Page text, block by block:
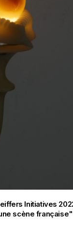
Initiatives
scène française"